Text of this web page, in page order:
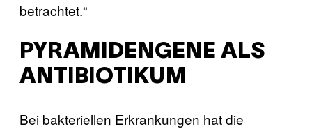
betrachtet.“
PYRAMIDENGENE ALS
ANTIBIOTIKUM
Bei bakteriellen Erkrankungen hat die